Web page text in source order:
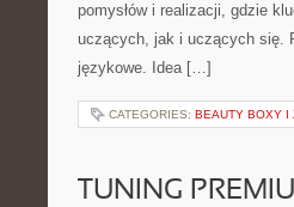
pomysłów i realizacji, gdzie
uczących, jak i uczących się.
językowe. Idea […]
CATEGORIES: BEAUTY BOXY I
TUNING